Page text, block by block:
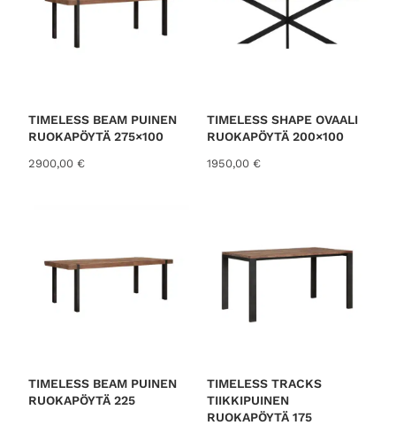
TIMELESS BEAM PUINEN
RUOKAPÖYTÄ 275×100
2900,00 €
TIMELESS SHAPE OVAALI
RUOKAPÖYTÄ 200×100
1950,00 €
TIMELESS BEAM PUINEN
RUOKAPÖYTÄ 225
TIMELESS TRACKS
TIIKKIPUINEN
RUOKAPÖYTÄ 175